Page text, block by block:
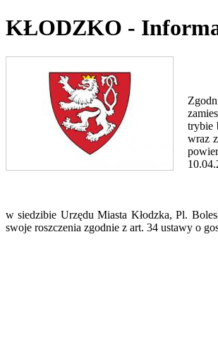
KŁODZKO -
trybie
wraz
w siedzibie Urzędu Miasta Kłodzka, Pl.
swoje roszczenia zgodnie z art. 34 ustawy o